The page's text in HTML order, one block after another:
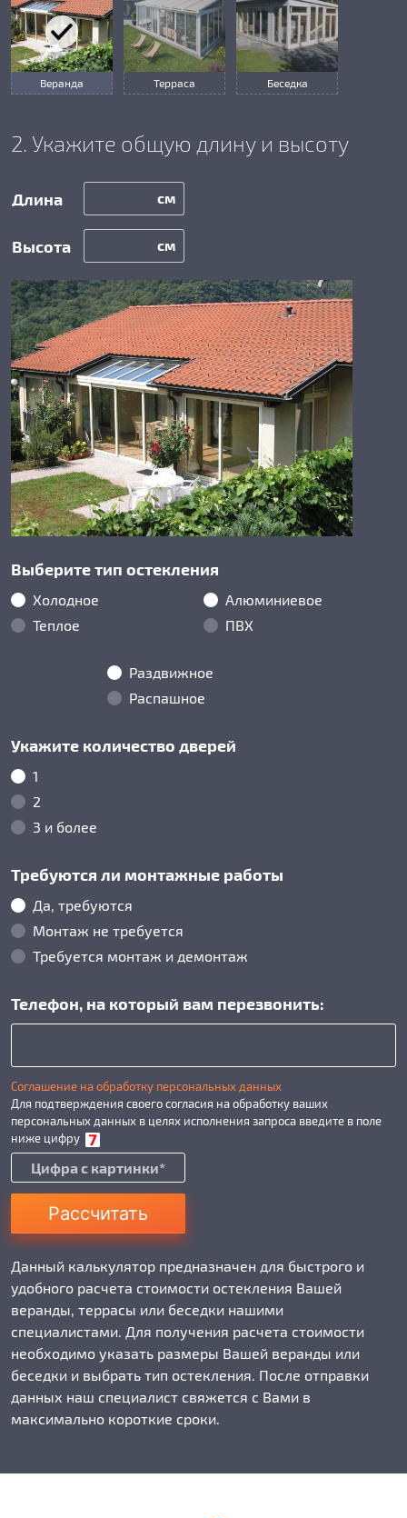
Веранда Терраса Беседка
2. Укажите общую длину и высоту
см
см
Выберите тип остекления
Холодное
Теплое
Алюминиевое
ПВХ
Раздвижное
Распашное
Укажите количество дверей
1
2
3 и более
Требуются ли монтажные работы
Да, требуются
Монтаж не требуется
Требуется монтаж и демонтаж
Телефон, на который вам перезвонить:
Соглашение на обработку персональных данных
Для подтверждения своего согласия на обработку ваших
персональных данных в целях исполнения запроса введите в поле
ниже цифру
Рассчитать
Данный калькулятор предназначен для быстрого и
удобного расчета стоимости остекления Вашей
веранды, террасы или беседки нашими
специалистами. Для получения расчета стоимости
необходимо указать размеры Вашей веранды или
беседки и выбрать тип остекления. После отправки
данных наш специалист свяжется с Вами в
максимально короткие сроки.